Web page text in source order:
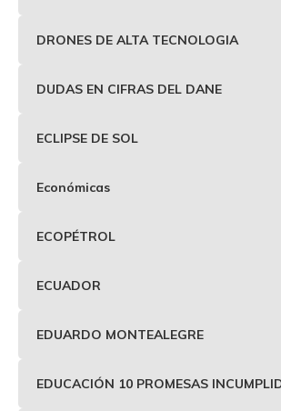
DRONES DE ALTA TECNOLOGIA
DUDAS EN CIFRAS DEL DANE
ECLIPSE DE SOL
Económicas
ECOPÉTROL
ECUADOR
EDUARDO MONTEALEGRE
EDUCACIÓN 10 PROMESAS